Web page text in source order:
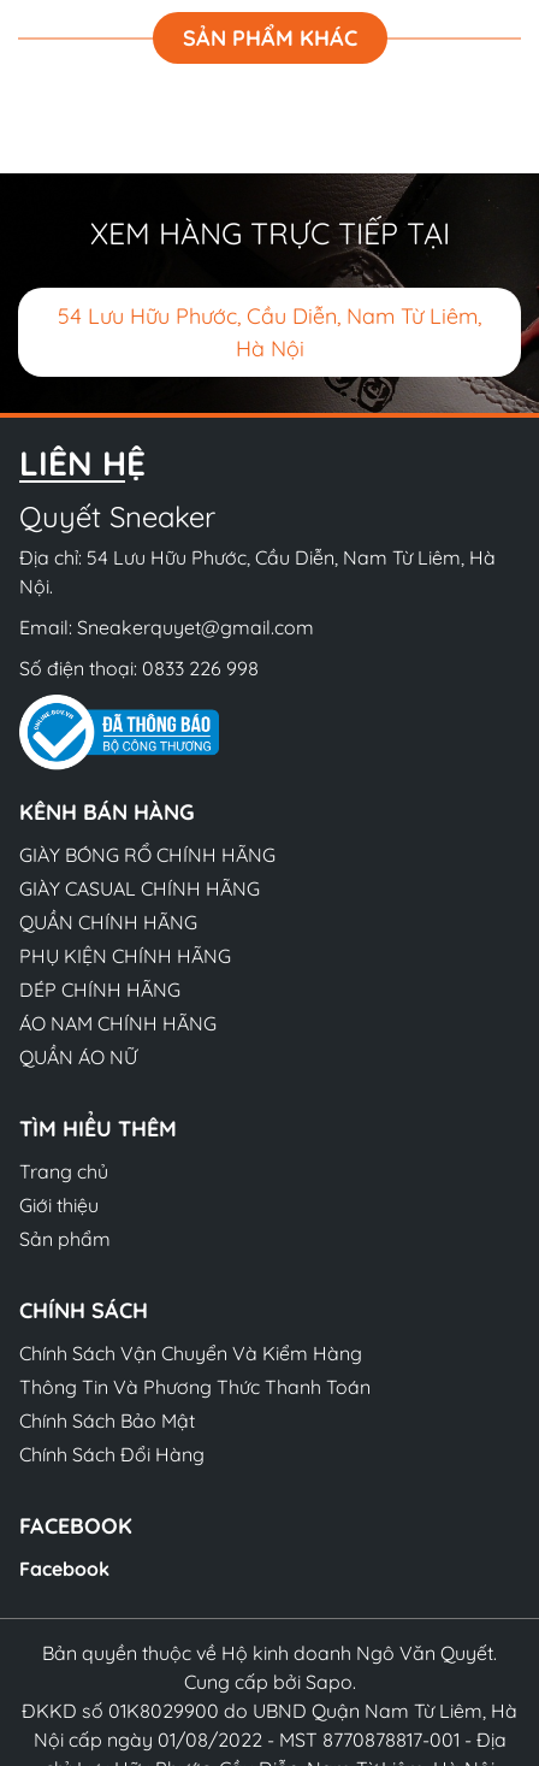
SẢN PHẨM KHÁC
XEM HÀNG TRỰC TIẾP TẠI
54 Lưu Hữu Phước, Cầu Diễn, Nam Từ Liêm,
Hà Nội
LIÊN HỆ
Quyết Sneaker
Địa chỉ: 54 Lưu Hữu Phước, Cầu Diễn, Nam Từ Liêm, Hà
Nội.
Email: Sneakerquyet@gmail.com
Số điện thoại: 0833 226 998
KÊNH BÁN HÀNG
GIÀY BÓNG RỔ CHÍNH HÃNG
GIÀY CASUAL CHÍNH HÃNG
QUẦN CHÍNH HÃNG
PHỤ KIỆN CHÍNH HÃNG
DÉP CHÍNH HÃNG
ÁO NAM CHÍNH HÃNG
QUẦN ÁO NỮ
TÌM HIỂU THÊM
Trang chủ
Giới thiệu
Sản phẩm
CHÍNH SÁCH
Chính Sách Vận Chuyển Và Kiểm Hàng
Thông Tin Và Phương Thức Thanh Toán
Chính Sách Bảo Mật
Chính Sách Đổi Hàng
FACEBOOK
Facebook
Bản quyền thuộc về Hộ kinh doanh Ngô Văn Quyết.
Cung cấp bởi Sapo.
ĐKKD số 01K8029900 do UBND Quận Nam Từ Liêm, Hà
Nội cấp ngày 01/08/2022 - MST 8770878817-001 - Địa